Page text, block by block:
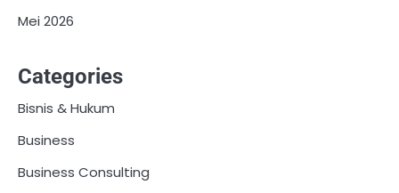
Mei 2026
Categories
Bisnis & Hukum
Business
Business Consulting